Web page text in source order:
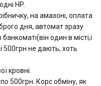
НР.
на амазоні, оплата
дня, автомат зразу
один в місті,і
500грн не дають, хоть
кровні.
500грн. Корс обміну, як